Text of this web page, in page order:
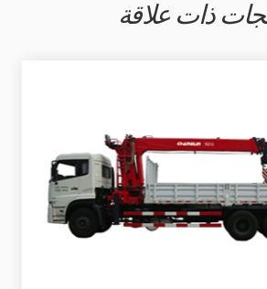
ذات علاقة